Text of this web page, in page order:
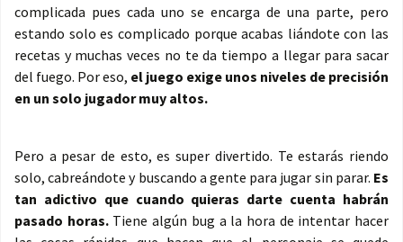
complicada pues cada uno se encarga de una parte, pero
estando solo es complicado porque acabas liándote con las
recetas y muchas veces no te da tiempo a llegar para sacar
del fuego. Por eso, el juego exige unos niveles de precisión
en un solo jugador muy altos.
Pero a pesar de esto, es super divertido. Te estarás riendo
solo, cabreándote y buscando a gente para jugar sin parar. Es
tan adictivo que cuando quieras darte cuenta habrán
pasado horas.Tiene algún bug a la hora de intentar hacer